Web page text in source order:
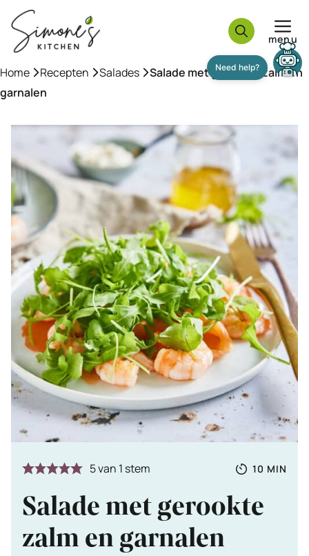
naar
inhoud
menu
Home »Recepten »Salades »Salade met gerookte zalm en
garnalen
5van 1 stem
Totale
10 MIN
Salade met gerookte
zalm en garnalen